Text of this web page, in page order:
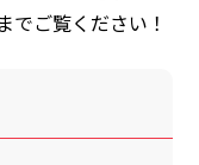
でご覧ください！